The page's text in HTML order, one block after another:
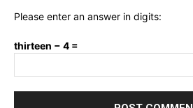
Please enter an answer in digits:
thirteen − 4 =